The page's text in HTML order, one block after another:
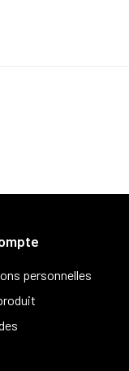
personnelles